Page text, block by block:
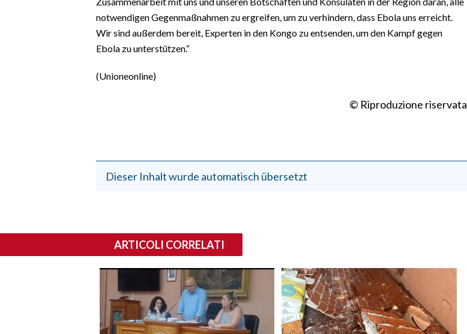
notwendigen Gegenmaßnahmen zu ergreifen, um zu verhindern, dass Ebola uns erreicht.
Wir sind außerdem bereit, Experten in den Kongo zu entsenden, um den Kampf gegen
Ebola zu unterstützen.“
(Unioneonline)
© Riproduzione riservata
Dieser Inhalt wurde automatisch übersetzt
ARTICOLI CORRELATI